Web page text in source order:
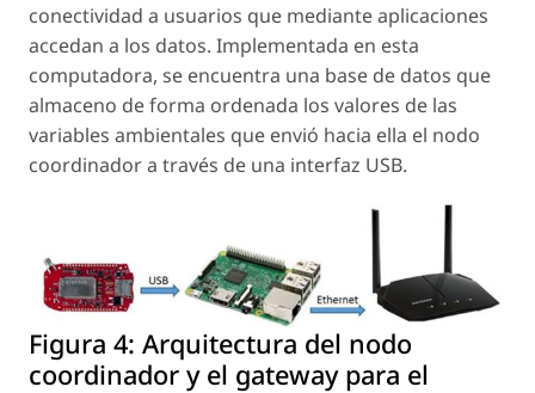
conectividad a usuarios que mediante aplicaciones
accedan a los datos. Implementada en esta
computadora, se encuentra una base de datos que
almaceno de forma ordenada los valores de las
variables ambientales que envió hacia ella el nodo
coordinador a través de una interfaz USB.
Figura 4: Arquitectura del nodo
coordinador y el gateway para el